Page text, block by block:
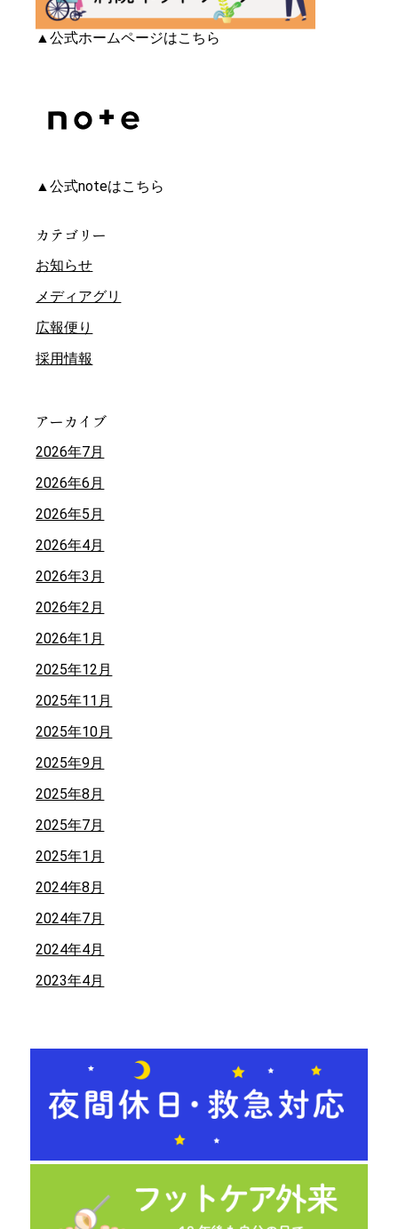
▲公式ホームページはこちら
▲公式noteはこちら
カテゴリー
お知らせ
メディアグリ
広報便り
採用情報
アーカイブ
2026年7月
2026年6月
2026年5月
2026年4月
2026年3月
2026年2月
2026年1月
2025年12月
2025年11月
2025年10月
2025年9月
2025年8月
2025年7月
2025年1月
2024年8月
2024年7月
2024年4月
2023年4月